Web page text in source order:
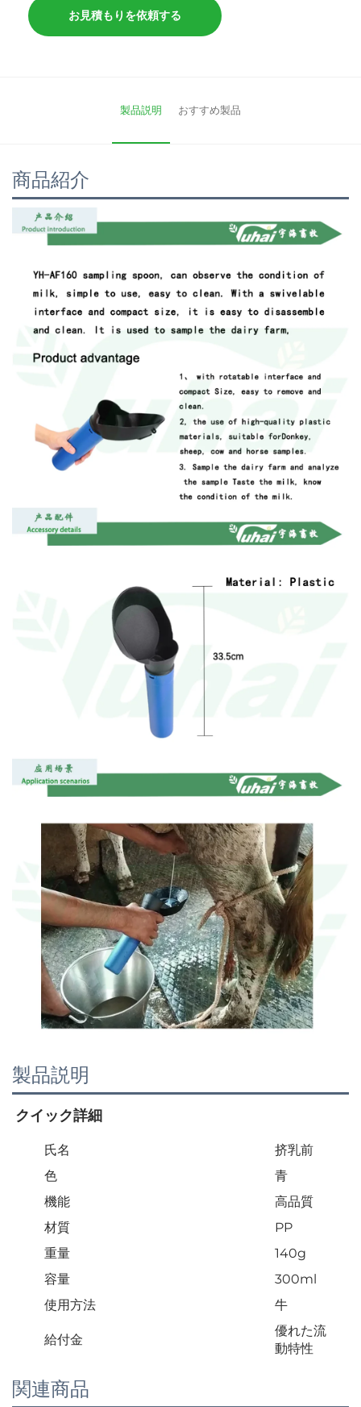
お見積もりを依頼する
製品説明 おすすめ製品
商品紹介
製品説明
クイック詳細
氏名
挤乳前
色
青
機能
高品質
材質
PP
重量
140g
容量
300ml
使用方法
牛
給付金
優れた流
動特性
関連商品